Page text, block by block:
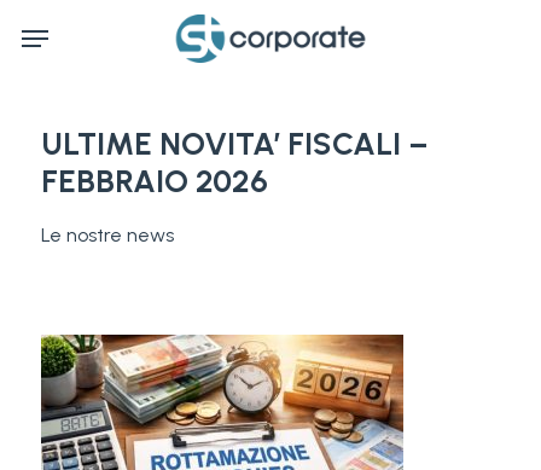
Menu
ULTIME NOVITA’ FISCALI –
FEBBRAIO 2026
Le nostre news